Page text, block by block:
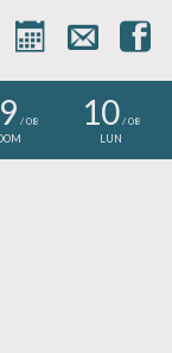



/ 08 10/ 08
LUN